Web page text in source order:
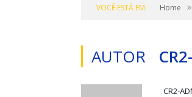
VOCÊ ESTÁ EM: Home »
AUTOR
CR2-